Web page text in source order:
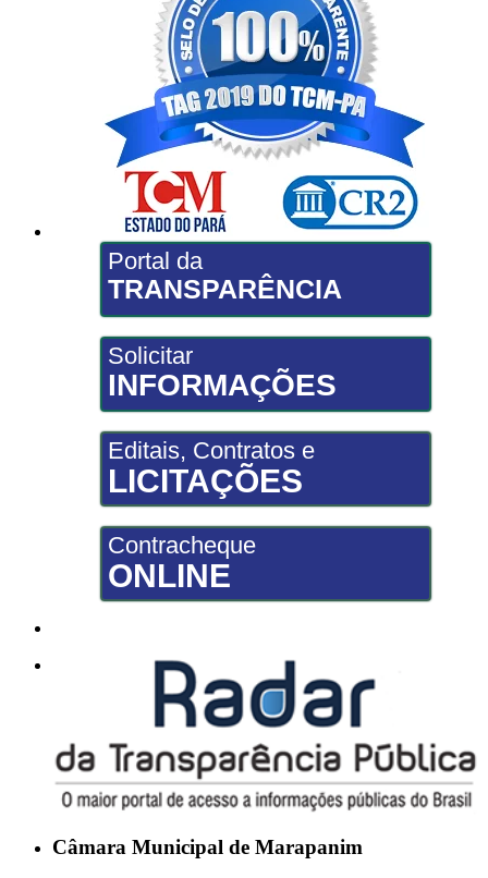
Portal da
TRANSPARÊNCIA
Solicitar
INFORMAÇÕES
Editais, Contratos e
LICITAÇÕES
Contracheque
ONLINE
Câmara Municipal de Marapanim